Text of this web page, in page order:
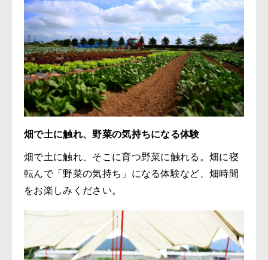
畑で土に触れ、野菜の気持ちになる体験
畑で土に触れ、そこに育つ野菜に触れる。畑に寝
転んで「野菜の気持ち」になる体験など、畑時間
をお楽しみください。